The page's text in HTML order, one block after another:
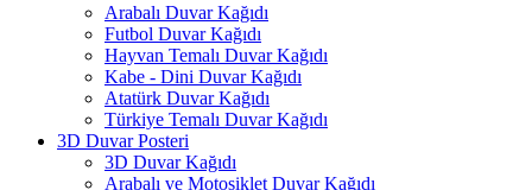
Arabalı Duvar Kağıdı
Futbol Duvar Kağıdı
Hayvan Temalı Duvar Kağıdı
Kabe - Dini Duvar Kağıdı
Atatürk Duvar Kağıdı
Türkiye Temalı Duvar Kağıdı
3D Duvar Posteri
3D Duvar Kağıdı
Arabalı ve Motosiklet Duvar Kağıdı